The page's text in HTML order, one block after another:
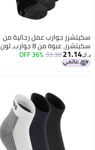
سكيتشرز جوارب عمل رجالية من
سكيتشرز، عبوة من 8 جوارب، لون
أسود، مقاس 10-13
د.ك‏21.14
33.38
36% OFF